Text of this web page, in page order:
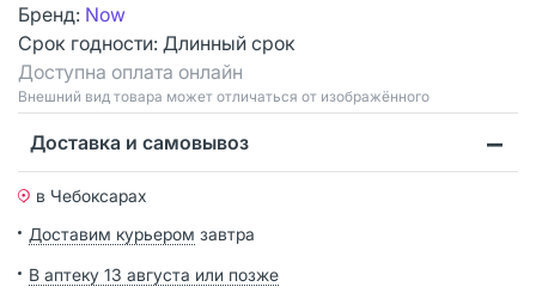
Бренд: Now
Срок годности: Длинный срок
Доступна оплата онлайн
Bнешний вид товара может отличаться от изображённого
Доставка и самовывоз
в Чебоксарах
Доставим курьером завтра
В аптеку 13 августа или позже